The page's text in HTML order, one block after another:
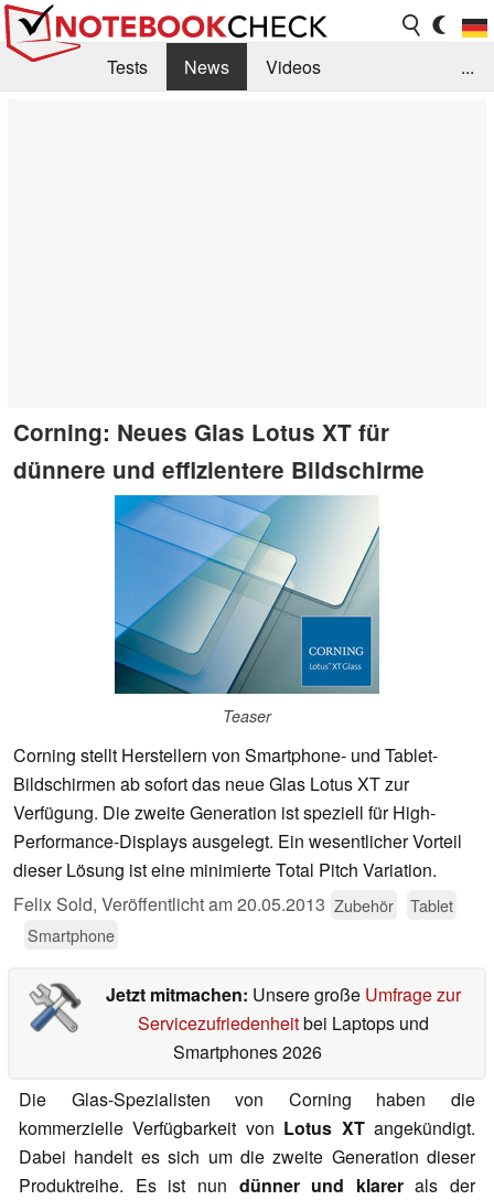
Tests News
Videos
...
Corning: Neues Glas Lotus XT für
dünnere und effizientere Bildschirme
Teaser
Corning stellt Herstellern von Smartphone- und Tablet-
Bildschirmen ab sofort das neue Glas Lotus XT zur
Verfügung. Die zweite Generation ist speziell für High-
Performance-Displays ausgelegt. Ein wesentlicher Vorteil
dieser Lösung ist eine minimierte Total Pitch Variation.
Felix Sold, Veröffentlicht am20.05.2013 Zubehör
Tablet
Smartphone
Jetzt mitmachen: Unsere große Umfrage zur
Servicezufriedenheitbei Laptops und
Smartphones 2026
Die Glas-Spezialisten von Corning haben die
kommerzielle Verfügbarkeit von Lotus XTangekündigt.
Dabei handelt es sich um die zweite Generation dieser
Produktreihe. Es ist nun dünner und klarerals der